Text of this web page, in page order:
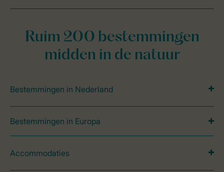
Ruim 200 bestemmingen
midden in de natuur
Bestemmingen in Nederland
Bestemmingen in Europa
Accommodaties